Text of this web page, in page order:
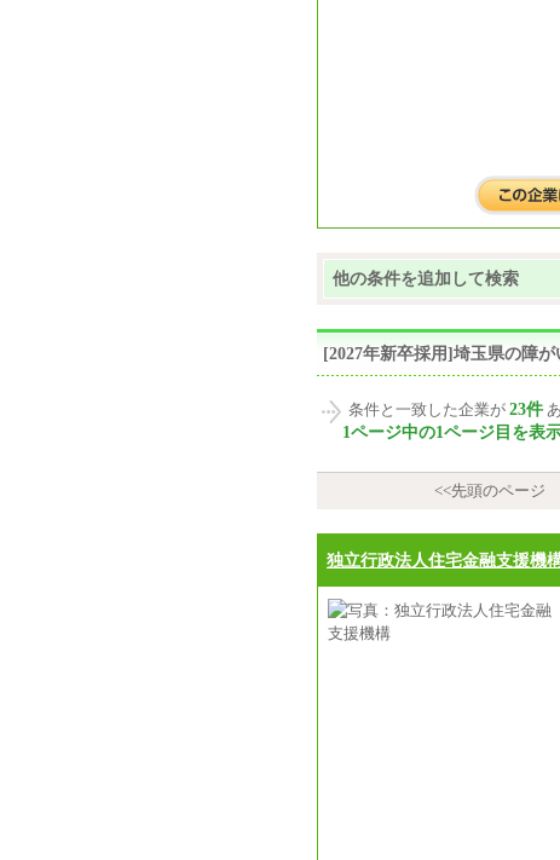
他の条件を追加して検索
[2027年新卒採用]埼玉県の障
条件と一致した企業が 23件
1ページ中の1ページ目を表
<<先頭のページ
独立行政法人住宅金融支援機